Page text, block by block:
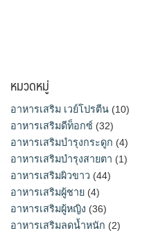
หมวดหมู่
อาหารเสริม เวย์โปรตีน (10)
อาหารเสริมดีท็อกซ์ (32)
อาหารเสริมบำรุงกระดูก (4)
อาหารเสริมบำรุงสายตา (1)
อาหารเสริมผิวขาว (44)
อาหารเสริมผู้ชาย (4)
อาหารเสริมผู้หญิง (36)
อาหารเสริมลดน้ำหนัก (2)